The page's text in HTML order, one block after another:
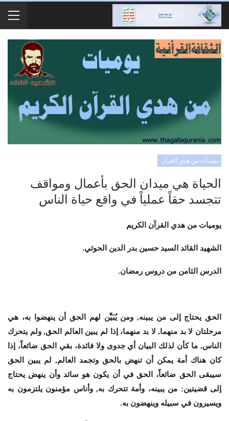
يوميات من هدي القرآن
الحياة هي ميدان الحق بأعمال ومواقف
تتجسد حقاً عملياً في واقع حياة الناس
يوميات من هدي القرآن الكريم
الشهيد القائد السيد حسين بدر الدين الحوثي.
الدرس الثامن من دروس رمضان.
الحق يحتاج إلى من يبينه, ومن يُبَيَّن لهم الحق أن ينهضوا به، هي
مرحلتان لا بد منهما, لا بد منهما، إذا لم يبين العالم الحق, ولم يتحرك
الناس, ما كأن لذلك البيان أي جدوى ولا فائدة، بقي الحق ضائعاً، إذا
كان هناك أمة يمكن أن تنهض بالحق وتجمد العالم, لم يبين الحق
سيبقى الحق ضائعاً، الحق في أن يكون هو سائد وأن ينهض يحتاج
إلى قضيتين: من يبينه، وأمة تتحرك به, وأناس مؤمنون يلتزمون به
ويسيرون في سبيله وينهضون به.